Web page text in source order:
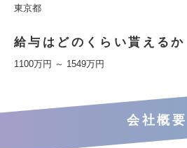
東京都
給与はどのくらい貰えるか
1100万円 ～ 1549万円
会社概要